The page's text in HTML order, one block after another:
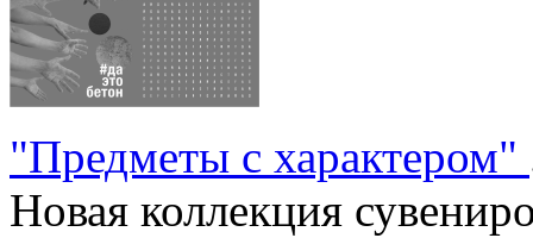
"Предметы с характером"
Новая коллекция